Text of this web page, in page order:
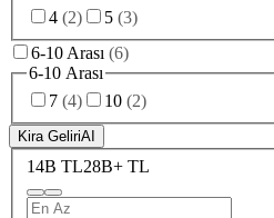
4 (2) 5 (3)
6-10 Arası (6)
6-10 Arası
7 (4) 10 (2)
Kira GeliriAI
14B TL28B+ TL